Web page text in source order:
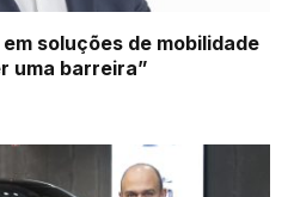
soluções de mobilidade
uma barreira”